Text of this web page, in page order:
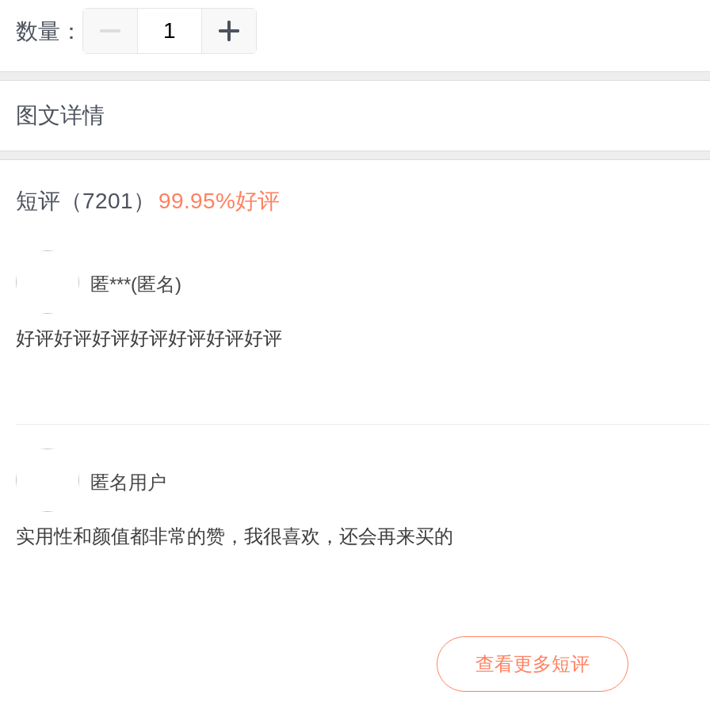
数量：
图文详情
短评（7201） 99.95%好评
匿***(匿名)
好评好评好评好评好评好评好评
匿名用户
实用性和颜值都非常的赞，我很喜欢，还会再来买的
查看更多短评